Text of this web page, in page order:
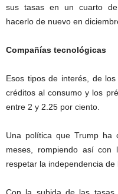
sus tasas en un cuarto
hacerlo de nuevo en
Compañías tecnológicas
Esos tipos de interés, de
créditos al consumo y los
entre 2 y 2.25 por ciento.
Una política que Trump ha
meses, rompiendo así con
respetar la independencia de